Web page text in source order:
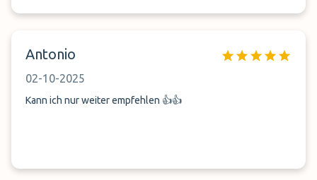
Antonio
02-10-2025
Kann ich nur weiter empfehlen 👍👍